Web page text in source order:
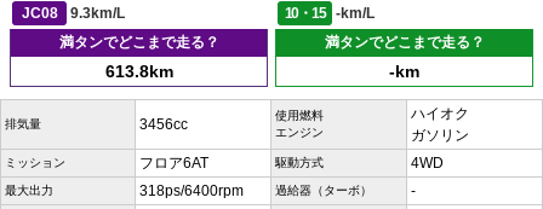
JC08
9.3km/L 10・15
-km/L
満タンでどこまで走る？
613.8km
満タンでどこまで走る？
-km
排気量 3456cc
使用燃料
エンジン
ハイオク
ガソリン
ミッション フロア6AT 駆動方式 4WD
最大出力 318ps/6400rpm 過給器（ターボ） -